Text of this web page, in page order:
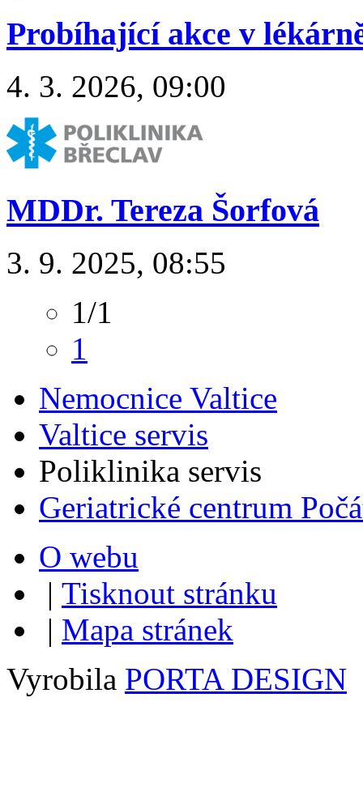
Probíhající akce v
4. 3. 2026, 09:00
MDDr. Tereza Šorfová
3. 9. 2025, 08:55
1/1
1
Nemocnice Valtice
Valtice servis
Poliklinika servis
Geriatrické centrum
O webu
| Tisknout stránku
| Mapa stránek
Vyrobila PORTA DESIGN